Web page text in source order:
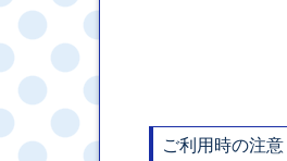
ご利用時の注意